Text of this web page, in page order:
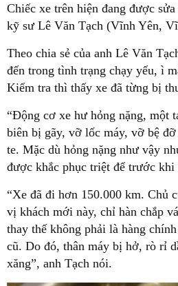
Chiếc xe trên hiện đang được
kỹ sư Lê Văn Tạch (Vĩnh Yên,
Theo chia sẻ của anh Lê Văn
đến trong tình trạng chạy yếu, ì
Kiểm tra thì thấy xe đã từng bị
“Động cơ xe hư hỏng nặng, một
biên bị gãy, vỡ lốc máy, vỡ bệ
te. Mặc dù hỏng nặng như vậy
được khắc phục triệt để trước khi
“Xe đã đi hơn 150.000 km. Chủ
vị khách mới này, chỉ hàn chắp
thay thế không phải là hàng
cũ. Do đó, thân máy bị hở, rò rỉ
xăng”, anh Tạch nói.